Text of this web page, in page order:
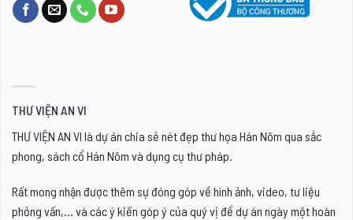
THƯ VIỆN AN VI
THƯ VIỆN AN VI là dự án chia sẻ nét đẹp thư họa Hán Nôm qua sắc
phong, sách cổ Hán Nôm và dụng cụ thư pháp.
Rất mong nhận được thêm sự đóng góp về hình ảnh, video, tư liệu
phỏng vấn,... và các ý kiến góp ý của quý vị để dự án ngày một hoàn